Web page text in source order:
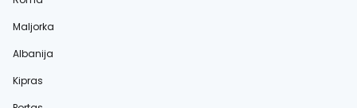
Maljorka
Albanija
Kipras